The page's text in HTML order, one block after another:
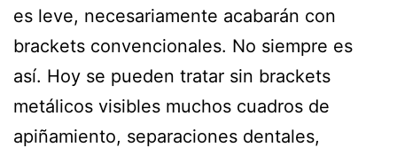
es leve, necesariamente acabarán con
brackets convencionales. No siempre es
así. Hoy se pueden tratar sin brackets
metálicos visibles muchos cuadros de
apiñamiento, separaciones dentales,